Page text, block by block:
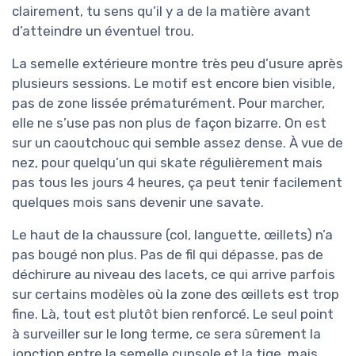
clairement, tu sens qu’il y a de la matière avant
d’atteindre un éventuel trou.
La semelle extérieure montre très peu d’usure après
plusieurs sessions. Le motif est encore bien visible,
pas de zone lissée prématurément. Pour marcher,
elle ne s’use pas non plus de façon bizarre. On est
sur un caoutchouc qui semble assez dense. À vue de
nez, pour quelqu’un qui skate régulièrement mais
pas tous les jours 4 heures, ça peut tenir facilement
quelques mois sans devenir une savate.
Le haut de la chaussure (col, languette, œillets) n’a
pas bougé non plus. Pas de fil qui dépasse, pas de
déchirure au niveau des lacets, ce qui arrive parfois
sur certains modèles où la zone des œillets est trop
fine. Là, tout est plutôt bien renforcé. Le seul point
à surveiller sur le long terme, ce sera sûrement la